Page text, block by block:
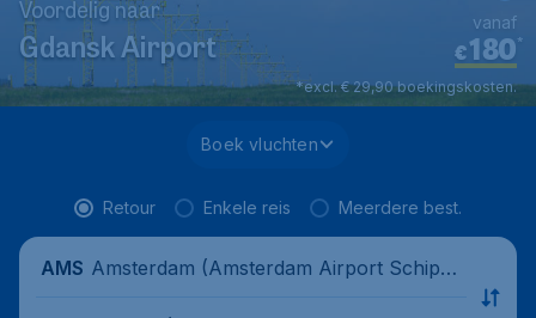
Voordelig naar
Gdansk Airport €180*
vanaf
*excl. € 29,90 boekingskosten.
Boek vluchten
Retour Enkele reis Meerdere best.
AMS Amsterdam (Amsterdam Airport Schipho